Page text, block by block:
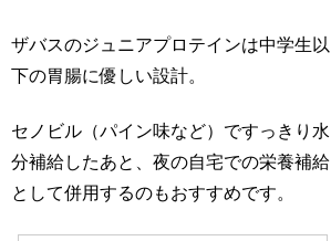
ザバスのジュニアプロテインは中学生以
下の胃腸に優しい設計。
セノビル（パイン味など）ですっきり水
分補給したあと、夜の自宅での栄養補給
として併用するのもおすすめです。